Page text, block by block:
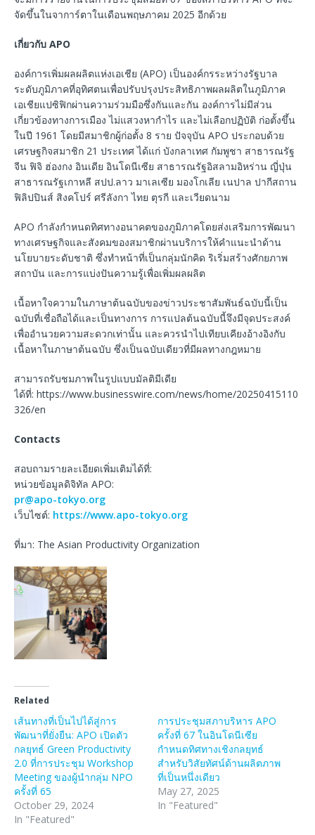
จัดขึ้นในจาการ์ตาในเดือนพฤษภาคม 2025 อีกด้วย
เกี่ยวกับ APO
องค์การเพิ่มผลผลิตแห่งเอเชีย (APO) เป็นองค์กรระหว่างรัฐบาล
ระดับภูมิภาคที่อุทิศตนเพื่อปรับปรุงประสิทธิภาพผลผลิตในภูมิภาค
เอเชียแปซิฟิกผ่านความร่วมมือซึ่งกันและกัน องค์การไม่มีส่วน
เกี่ยวข้องทางการเมือง ไม่แสวงหากำไร และไม่เลือกปฏิบัติ ก่อตั้งขึ้น
ในปี 1961 โดยมีสมาชิกผู้ก่อตั้ง 8 ราย ปัจจุบัน APO ประกอบด้วย
เศรษฐกิจสมาชิก 21 ประเทศ ได้แก่ บังกลาเทศ กัมพูชา สาธารณรัฐ
จีน ฟิจิ ฮ่องกง อินเดีย อินโดนีเซีย สาธารณรัฐอิสลามอิหร่าน ญี่ปุ่น
สาธารณรัฐเกาหลี สปป.ลาว มาเลเซีย มองโกเลีย เนปาล ปากีสถาน
ฟิลิปปินส์ สิงคโปร์ ศรีลังกา ไทย ตุรกี และเวียดนาม
APO กำลังกำหนดทิศทางอนาคตของภูมิภาคโดยส่งเสริมการพัฒนา
ทางเศรษฐกิจและสังคมของสมาชิกผ่านบริการให้คำแนะนำด้าน
นโยบายระดับชาติ ซึ่งทำหน้าที่เป็นกลุ่มนักคิด ริเริ่มสร้างศักยภาพ
สถาบัน และการแบ่งปันความรู้เพื่อเพิ่มผลผลิต
เนื้อหาใจความในภาษาต้นฉบับของข่าวประชาสัมพันธ์ฉบับนี้เป็น
ฉบับที่เชื่อถือได้และเป็นทางการ การแปลต้นฉบับนี้จึงมีจุดประสงค์
เพื่ออำนวยความสะดวกเท่านั้น และควรนำไปเทียบเคียงอ้างอิงกับ
เนื้อหาในภาษาต้นฉบับ ซึ่งเป็นฉบับเดียวที่มีผลทางกฎหมาย
สามารถรับชมภาพในรูปแบบมัลติมีเดีย
ได้ที่: https://www.businesswire.com/news/home/20250415110
326/en
Contacts
สอบถามรายละเอียดเพิ่มเติมได้ที่:
หน่วยข้อมูลดิจิทัล APO:
pr@apo-tokyo.org
เว็บไซต์: https://www.apo-tokyo.org
ที่มา: The Asian Productivity Organization
Related
เส้นทางที่เป็นไปได้สู่การ
พัฒนาที่ยั่งยืน: APO เปิดตัว
กลยุทธ์ Green Productivity
2.0 ที่การประชุม Workshop
Meeting ของผู้นำกลุ่ม NPO
ครั้งที่ 65
October 29, 2024
In "Featured"
การประชุมสภาบริหาร APO
ครั้งที่ 67 ในอินโดนีเซีย
กำหนดทิศทางเชิงกลยุทธ์
สำหรับวิสัยทัศน์ด้านผลิตภาพ
ที่เป็นหนึ่งเดียว
May 27, 2025
In "Featured"